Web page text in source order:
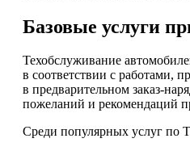
Базовые услуги
Техобслуживание
в соответствии с работами,
в предварительном заказ-
пожеланий и рекомендаций
Среди популярных услуг по